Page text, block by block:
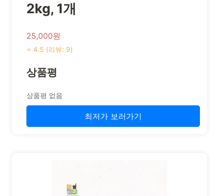
2kg, 1개
25,000원
⭐ 4.5 (리뷰: 9)
상품평
상품평 없음
최저가 보러가기